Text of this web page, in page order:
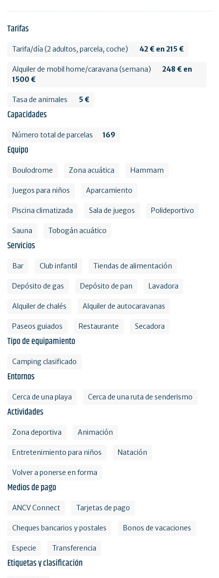
Tarifas
Tarifa/día (2 adultos, parcela, coche) 42 € en 215 €
Alquiler de mobil home/caravana (semana)
248 € en
1500 €
Tasa de animales 5 €
Capacidades
Número total de parcelas 169
Equipo
Boulodrome Zona acuática Hammam
Juegos para niños Aparcamiento
Piscina climatizada Sala de juegos Polideportivo
Sauna Tobogán acuático
Servicios
Bar Club infantil Tiendas de alimentación
Depósito de gas Depósito de pan Lavadora
Alquiler de chalés Alquiler de autocaravanas
Paseos guiados Restaurante Secadora
Tipo de equipamiento
Camping clasificado
Entornos
Cerca de una playa Cerca de una ruta de senderismo
Actividades
Zona deportiva Animación
Entretenimiento para niños Natación
Volver a ponerse en forma
Medios de pago
ANCV Connect Tarjetas de pago
Cheques bancarios y postales Bonos de vacaciones
Especie Transferencia
Etiquetas y clasificación